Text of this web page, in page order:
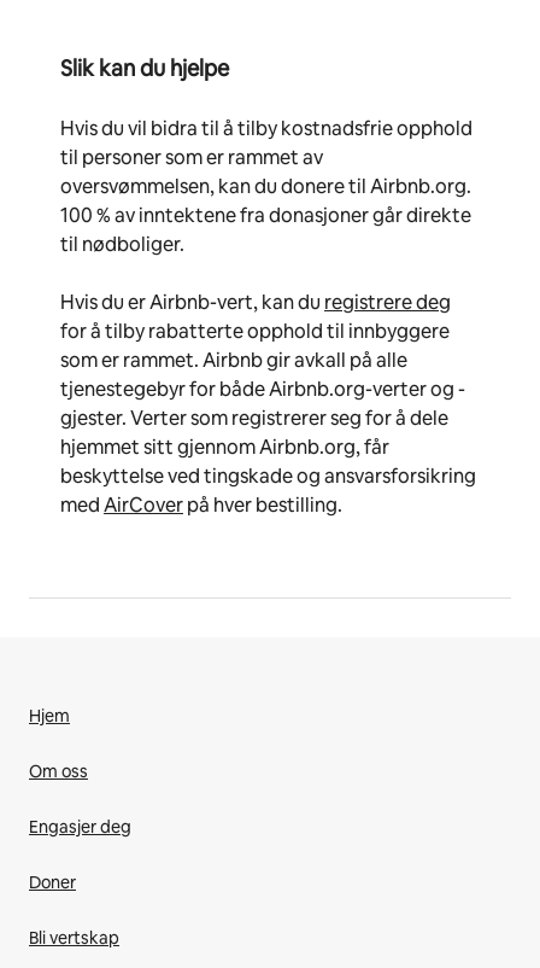
Slik kan du hjelpe
Hvis du vil bidra til å tilby kostnadsfrie opphold
til personer som er rammet av
oversvømmelsen, kan du donere til Airbnb.org.
100 % av inntektene fra donasjoner går direkte
til nødboliger.
Hvis du er Airbnb-vert, kan du registrere deg
for å tilby rabatterte opphold til innbyggere
som er rammet. Airbnb gir avkall på alle
tjenestegebyr for både Airbnb.org-verter og -
gjester. Verter som registrerer seg for å dele
hjemmet sitt gjennom Airbnb.org, får
beskyttelse ved tingskade og ansvarsforsikring
medAirCoverpå hver bestilling.
Hjem
Om oss
Engasjer deg
Doner
Bli vertskap